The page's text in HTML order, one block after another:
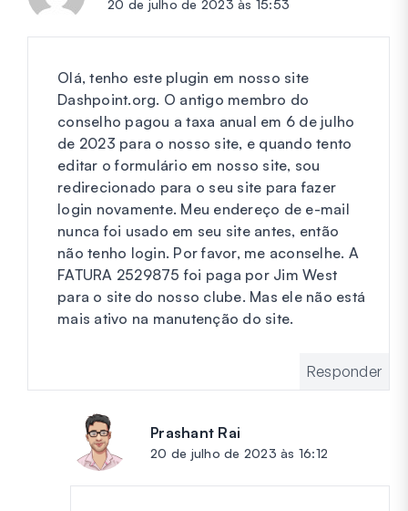
20 de julho de 2023 às 15:53
Olá, tenho este plugin em nosso site
Dashpoint.org. O antigo membro do
conselho pagou a taxa anual em 6 de julho
de 2023 para o nosso site, e quando tento
editar o formulário em nosso site, sou
redirecionado para o seu site para fazer
login novamente. Meu endereço de e-mail
nunca foi usado em seu site antes, então
não tenho login. Por favor, me aconselhe. A
FATURA 2529875 foi paga por Jim West
para o site do nosso clube. Mas ele não está
mais ativo na manutenção do site.
Responder
Prashant Rai
20 de julho de 2023 às 16:12